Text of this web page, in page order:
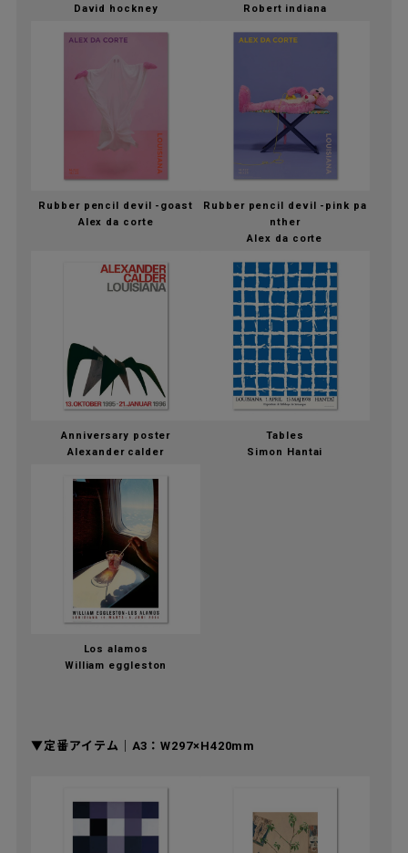
David hockney
Robert indiana
Rubber pencil devil -goast
Alex da corte
Rubber pencil devil -pink pa
nther
Alex da corte
Anniversary poster
Alexander calder
Tables
Simon Hantai
Los alamos
William eggleston
▼定番アイテム｜A3：W297×H420mm